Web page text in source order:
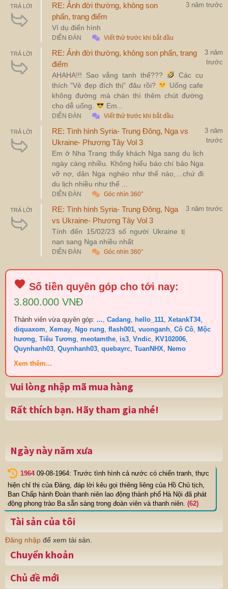
TRẢ LỜI
RE: Ảnh đời thường, không son
phấn, trang điểm
Ví dụ điển hình
3 năm trước
DIỄN ĐÀN Viết thử trước khi bắt đầu
TRẢ LỜI
RE: Ảnh đời thường, không son phấn, trang
điểm
AHAHA!!! Sao vắng tanh thế???
Các cụ
thích "Vẻ đẹp đích thị" đâu rồi?
Uống cafe
không đường mà chán thì thêm chút đường
cho dễ uống.
Em...
3 năm
trước
DIỄN ĐÀN Viết thử trước khi bắt đầu
TRẢ LỜI
RE: Tình hình Syria- Trung Đông, Nga vs
Ukraine- Phương Tây Vol 3
Em ở Nha Trang thấy khách Nga sang du lịch
ngày càng nhiều. Không hiểu báo chí bảo Nga
vỡ nợ, dân Nga nghèo như thế nào,…chứ đi
du lịch nhiều như thế ...
3 năm
trước
DIỄN ĐÀN Góc nhìn 360°
TRẢ LỜI
RE: Tình hình Syria- Trung Đông, Nga
vs Ukraine- Phương Tây Vol 3
Tính đến 15/02/23 số người Ukraine tị
nạn sang Nga nhiều nhất
3 năm trước
DIỄN ĐÀN Góc nhìn 360°
Số tiền quyên góp cho tới nay:
3.800.000 VNĐ
Thành viên vừa quyên góp: ..., Cadang, hello_111, XetankT34,
diquaxom, Xemay, Ngo rung, flash001, vuonganh, Cô Cô, Mộc
hương, Tiêu Tương, meotamthe, is3, Vndic, KV102006,
Quynhanh03, Quynhanh03, quebayrc, TuanNHX, Nemo
Xem thêm...
Vui lòng nhập mã mua hàng
Rất thích bạn. Hãy tham gia nhé!
Ngày này năm xưa
1964 09-08-1964: Trước tình hình cả nước có chiến tranh, thực
hiện chỉ thị của Đảng, đáp lời kêu gọi thiêng liêng của Hồ Chủ tịch,
Ban Chấp hành Đoàn thanh niên lao động thành phố Hà Nội đã phát
động phong trào Ba sẵn sàng trong đoàn viên và thanh niên. (62)
Tài sản của tôi
Đăng nhập để xem tài sản.
Chuyển khoản
Chủ đề mới